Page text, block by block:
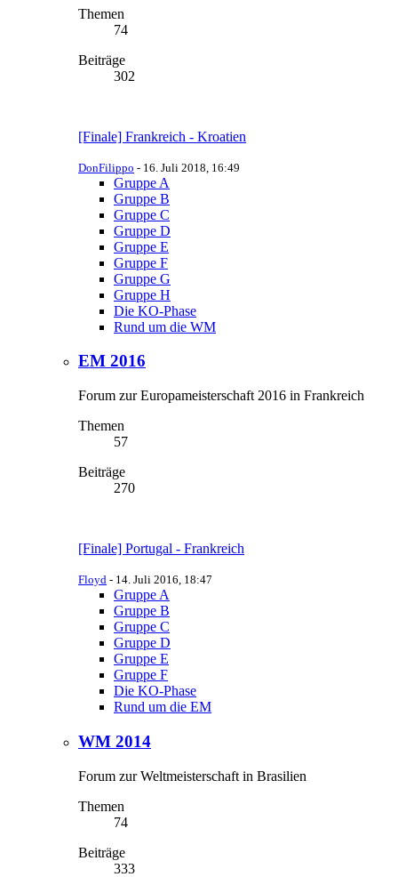
Themen
74
Beiträge
302
[Finale] Frankreich - Kroatien
DonFilippo - 16. Juli 2018, 16:49
Gruppe A
Gruppe B
Gruppe C
Gruppe D
Gruppe E
Gruppe F
Gruppe G
Gruppe H
Die KO-Phase
Rund um die WM
EM 2016
Forum zur Europameisterschaft 2016 in Frankreich
Themen
57
Beiträge
270
[Finale] Portugal - Frankreich
Floyd - 14. Juli 2016, 18:47
Gruppe A
Gruppe B
Gruppe C
Gruppe D
Gruppe E
Gruppe F
Die KO-Phase
Rund um die EM
WM 2014
Forum zur Weltmeisterschaft in Brasilien
Themen
74
Beiträge
333